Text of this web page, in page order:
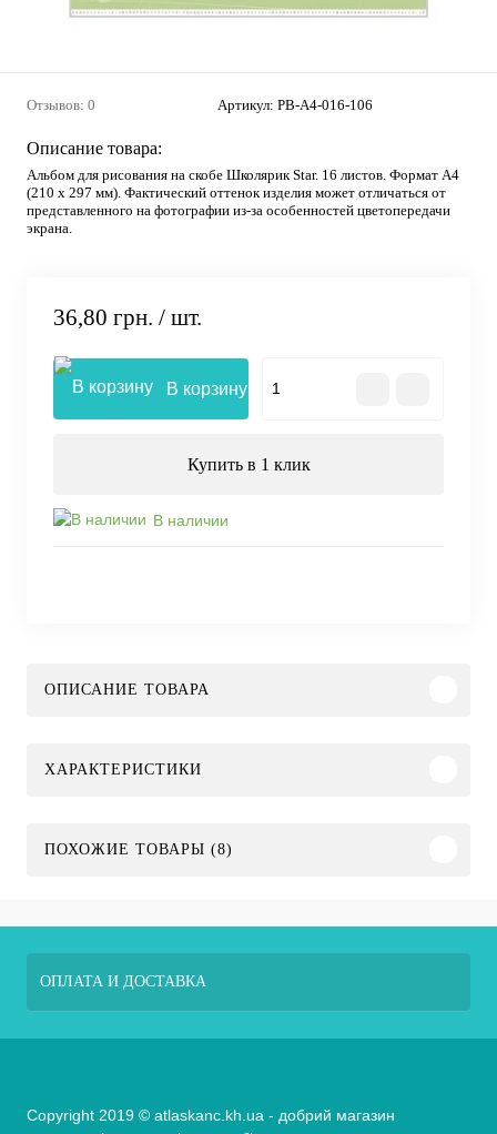
Отзывов: 0 Артикул: РВ-А4-016-106
Описание товара:
Альбом для рисования на скобе Школярик Star. 16 листов. Формат А4
(210 х 297 мм). Фактический оттенок изделия может отличаться от
представленного на фотографии из-за особенностей цветопередачи
экрана.
36,80 грн. / шт.
В корзину
Купить в 1 клик
В наличии
ОПИСАНИЕ ТОВАРА
ХАРАКТЕРИСТИКИ
ПОХОЖИЕ ТОВАРЫ (8)
ОПЛАТА И ДОСТАВКА
Copyright 2019 © atlaskanc.kh.ua - добрий магазин